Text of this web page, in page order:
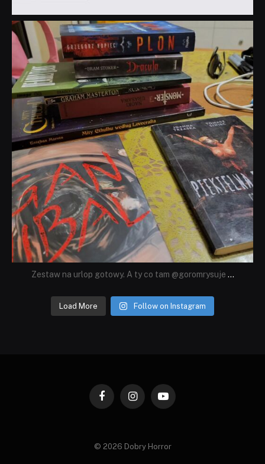
dobryhorror
Lip 31
Zestaw na urlop gotowy. A ty co tam @goromrysuje ...
Load More Follow on Instagram
FacebookInstagramYouTube
© 2026 Dobry Horror